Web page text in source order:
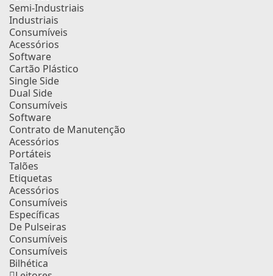
Semi-Industriais
Industriais
Consumíveis
Acessórios
Software
Cartão Plástico
Single Side
Dual Side
Consumíveis
Software
Contrato de Manutenção
Acessórios
Portáteis
Talões
Etiquetas
Acessórios
Consumíveis
Específicas
De Pulseiras
Consumíveis
Consumíveis
Bilhética